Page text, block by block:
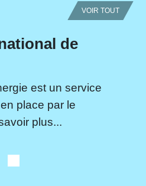
VOIR TOUT
de
est un service
place par le
plus...